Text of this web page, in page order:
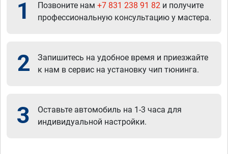
1 Позвоните нам +7 831 238 91 82 и получите
профессиональную консультацию у мастера.
2
Запишитесь на удобное время и приезжайте
к нам в сервис на установку чип тюнинга.
3
Оставьте автомобиль на 1-3 часа для
индивидуальной настройки.